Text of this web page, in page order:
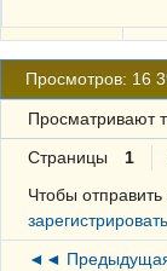
Просмотров: 16
Просматривают
Страницы 1
Чтобы
◄◄